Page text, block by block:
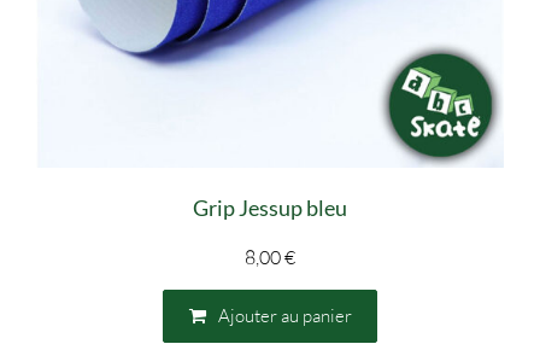
Grip Jessup bleu
8,00€
Ajouter au panier